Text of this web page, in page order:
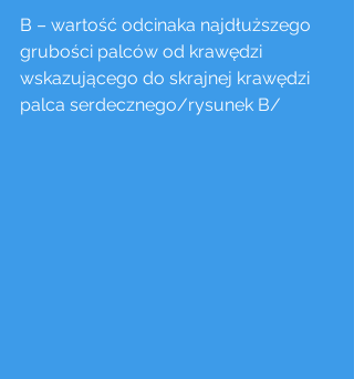
B – wartość odcinaka najdłuższego
grubości palców od krawędzi
wskazującego do skrajnej krawędzi
palca serdecznego/rysunek B/